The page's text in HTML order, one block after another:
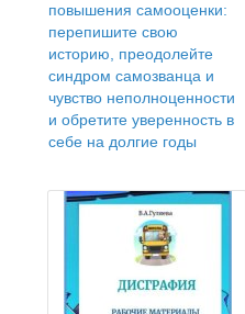
повышения самооценки:
перепишите свою
историю, преодолейте
синдром самозванца и
чувство неполноценности
и обретите уверенность в
себе на долгие годы